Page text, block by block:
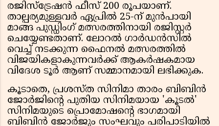
രജിസ്ട്രേഷൻ ഫീസ് 200 രൂപയാണ്.
താല്പര്യമുള്ളവർ ഏപ്രിൽ 25-ന് മുൻപായി
മാങ്ങ പുഡ്ഡിംഗ് മത്സരത്തിനായി രജിസ്റ്റർ
ചെയ്യേണ്ടതാണ്. ലോറൽ ഗാർഡൻസിൽ
വെച്ച് നടക്കുന്ന ഫൈനൽ മത്സരത്തിൽ
വിജയികളാകുന്നവർക്ക് ആകർഷകമായ
വിദേശ ടൂർ ആണ് സമ്മാനമായി ലഭിക്കുക.
കൂടാതെ, പ്രശസ്ത സിനിമാ താരം ബിബിൻ
ജോർജിൻ്റെ പുതിയ സിനിമയായ 'കൂടൽ'
സിനിമയുടെ പ്രൊമോഷൻ്റെ ഭാഗമായി
ബിബിൻ ജോർജും സംഘവും പരിപാടിയിൽ